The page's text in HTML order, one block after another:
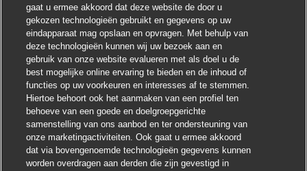
gaat u ermee akkoord dat deze website de door u
gekozen technologieën gebruikt en gegevens op uw
eindapparaat mag opslaan en opvragen. Met behulp van
deze technologieën kunnen wij uw bezoek aan en
gebruik van onze website evalueren met als doel u de
best mogelijke online ervaring te bieden en de inhoud of
functies op uw voorkeuren en interesses af te stemmen.
Hiertoe behoort ook het aanmaken van een profiel ten
behoeve van een goede en doelgroepgerichte
samenstelling van ons aanbod en ter ondersteuning van
onze marketingactiviteiten. Ook gaat u ermee akkoord
dat via bovengenoemde technologieën gegevens kunnen
worden overdragen aan derden die zijn gevestigd in
! Heb je interesse in deze baan? Chatbot-melding sluiten
Ik ben geïnteresseerd
Soortgelijke banen zoeken